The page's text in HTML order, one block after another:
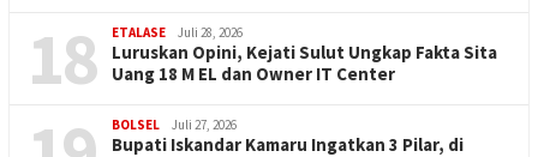
18 ETALASE Juli 28, 2026
Luruskan Opini, Kejati Sulut Ungkap Fakta Sita
Uang 18 M EL dan Owner IT Center
BOLSEL Juli 27, 2026
Bupati Iskandar Kamaru Ingatkan 3 Pilar, di